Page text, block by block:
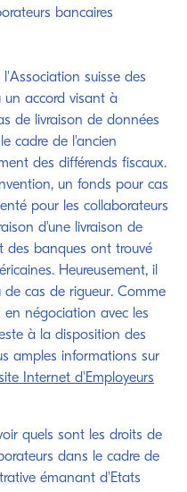
bancaires
l'Association suisse des
un accord visant à
de livraison de données
cadre de l'ancien
des différends fiscaux.
un fonds pour cas
pour les collaborateurs
d'une livraison de
des banques ont trouvé
Heureusement, il
cas de rigueur. Comme
négociation avec les
à la disposition des
amples informations sur
Internet d'Employeurs
quels sont les droits de
dans le cadre de
émanant d'Etats